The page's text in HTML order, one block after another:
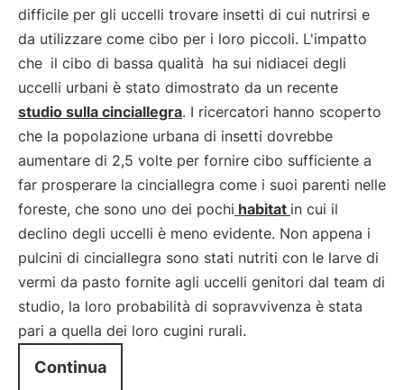
difficile per gli uccelli trovare insetti di cui nutrirsi e
da utilizzare come cibo per i loro piccoli. L'impatto
che il cibo di bassa qualità ha sui nidiacei degli
uccelli urbani è stato dimostrato da un recente
studio sulla cinciallegra. I ricercatori hanno scoperto
che la popolazione urbana di insetti dovrebbe
aumentare di 2,5 volte per fornire cibo sufficiente a
far prosperare la cinciallegra come i suoi parenti nelle
foreste, che sono uno dei pochi habitat in cui il
declino degli uccelli è meno evidente. Non appena i
pulcini di cinciallegra sono stati nutriti con le larve di
vermi da pasto fornite agli uccelli genitori dal team di
studio, la loro probabilità di sopravvivenza è stata
pari a quella dei loro cugini rurali.
Continua